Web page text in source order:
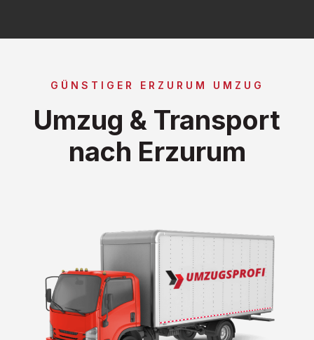
GÜNSTIGER ERZURUM UMZUG
Umzug & Transport
nach Erzurum